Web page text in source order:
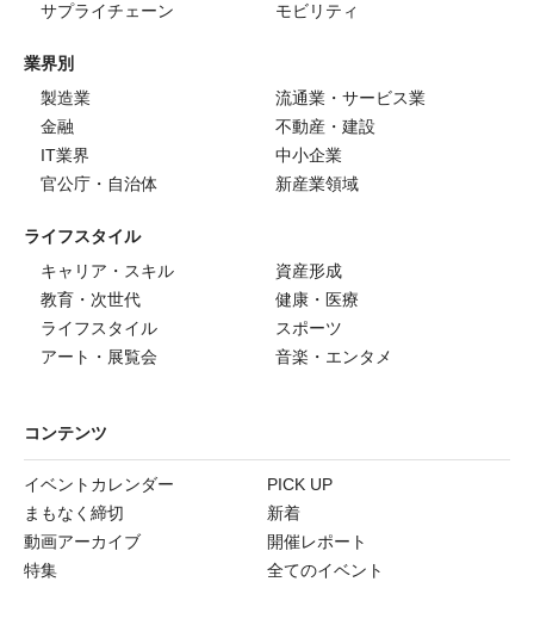
サプライチェーン
モビリティ
業界別
製造業
流通業・サービス業
金融
不動産・建設
IT業界
中小企業
官公庁・自治体
新産業領域
ライフスタイル
キャリア・スキル
資産形成
教育・次世代
健康・医療
ライフスタイル
スポーツ
アート・展覧会
音楽・エンタメ
コンテンツ
イベントカレンダー
PICK UP
まもなく締切
新着
動画アーカイブ
開催レポート
特集
全てのイベント